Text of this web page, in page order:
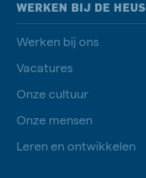
WERKEN BIJ DE HEUS
Werken bij ons
Vacatures
Onze cultuur
Onze mensen
Leren en ontwikkelen